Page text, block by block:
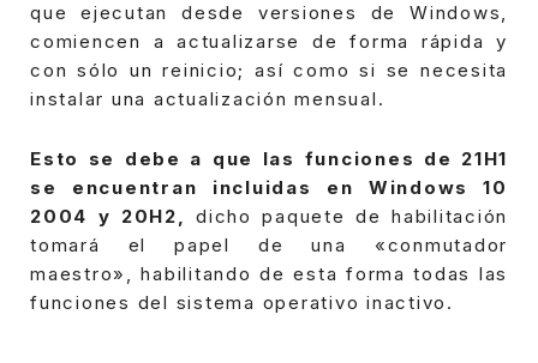
que ejecutan desde versiones de Windows,
comiencen a actualizarse de forma rápida y
con sólo un reinicio; así como si se necesita
instalar una actualización mensual.
Esto se debe a que las funciones de 21H1
se encuentran incluidas en Windows 10
2004 y 20H2, dicho paquete de habilitación
tomará el papel de una «conmutador
maestro», habilitando de esta forma todas las
funciones del sistema operativo inactivo.